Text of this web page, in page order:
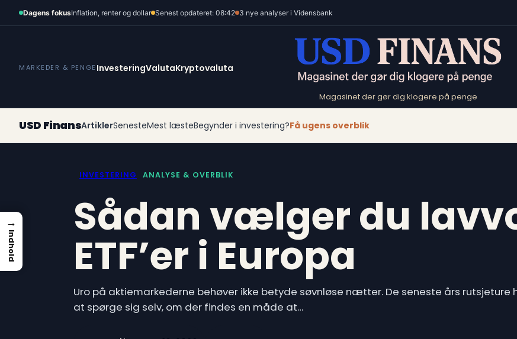
Spring
til
Dagens fokusInflation, renter og dollar Senest opdateret: 08:42 3 nye analyser i Vidensbank
MARKEDER & PENGE InvesteringValutaKryptovaluta
Magasinet der gør dig klogere på penge
USD FinansArtiklerSenesteMest læsteBegynder i investering?Få ugens overblik
INVESTERING ANALYSE & OVERBLIK
Sådan vælger du
ETF’er i Europa
Uro på aktiemarkederne behøver ikke betyde søvnløse nætter. De seneste års
at spørge sig selv, om der findes en måde at…
→
Indhold